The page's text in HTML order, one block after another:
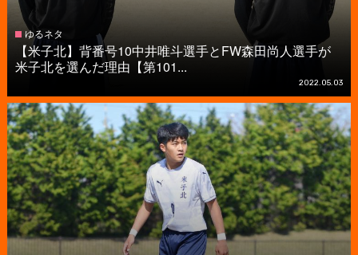
ゆるネタ
【米子北】背番号10中井唯斗選手とFW森田尚人選手が
米子北を選んだ理由【第101...
2022.05.03